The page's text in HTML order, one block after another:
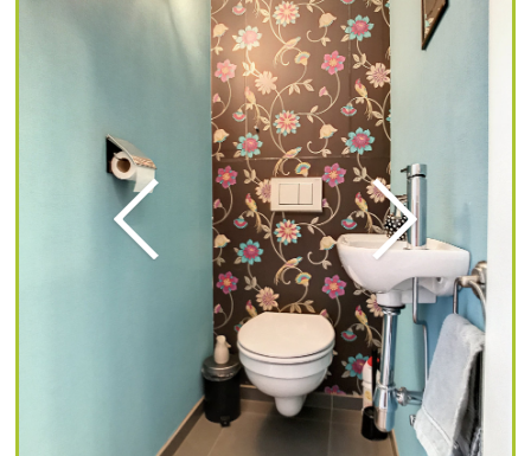
Vorige Volgende